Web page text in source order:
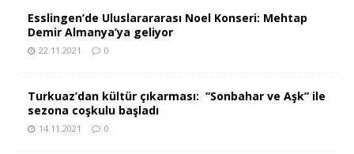
Esslingen’de Uluslarararası Noel Konseri: Mehtap
Demir Almanya’ya geliyor
22.11.2021 0
Turkuaz’dan kültür çıkarması: “Sonbahar ve Aşk” ile
sezona coşkulu başladı
14.11.2021 0